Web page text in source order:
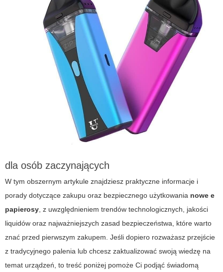
dla osób zaczynających
W tym obszernym artykule znajdziesz praktyczne informacje i
porady dotyczące zakupu oraz bezpiecznego użytkowania nowe e
papierosy, z uwzględnieniem trendów technologicznych, jakości
liquidów oraz najważniejszych zasad bezpieczeństwa, które warto
znać przed pierwszym zakupem. Jeśli dopiero rozważasz przejście
z tradycyjnego palenia lub chcesz zaktualizować swoją wiedzę na
temat urządzeń, to treść poniżej pomoże Ci podjąć świadomą